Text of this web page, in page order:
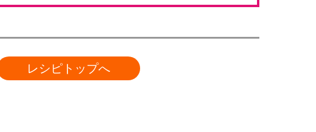
レシピトップへ